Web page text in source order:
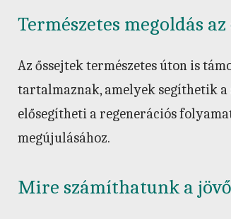
Természetes megoldás
Az őssejtek természetes úton is
tartalmaznak, amelyek segíthetik a
elősegítheti a regenerációs
megújulásához.
Mire számíthatunk a